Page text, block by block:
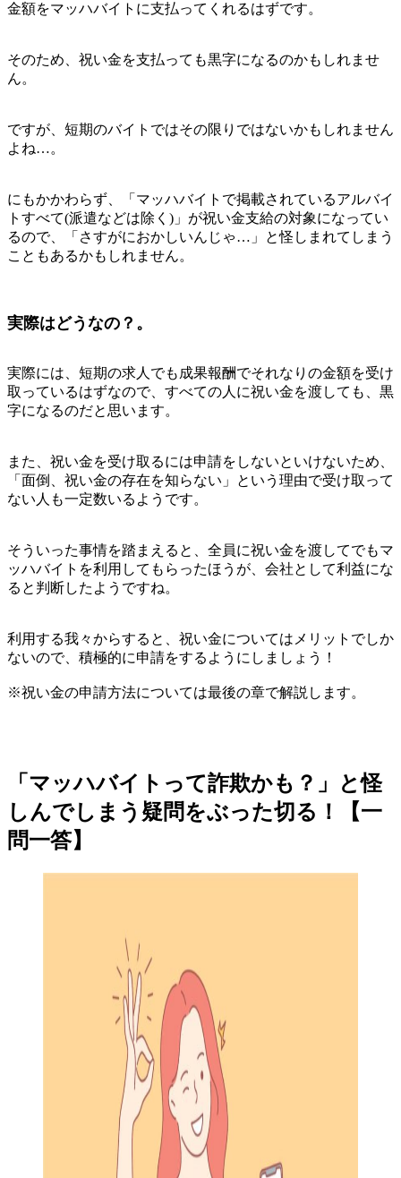
金額をマッハバイトに支払ってくれるはずです。
そのため、祝い金を支払っても黒字になるのかもしれませ
ん。
ですが、短期のバイトではその限りではないかもしれません
よね…。
にもかかわらず、「マッハバイトで掲載されているアルバイ
トすべて(派遣などは除く)」が祝い金支給の対象になってい
るので、「さすがにおかしいんじゃ…」と怪しまれてしまう
こともあるかもしれません。
実際はどうなの？。
実際には、短期の求人でも成果報酬でそれなりの金額を受け
取っているはずなので、すべての人に祝い金を渡しても、黒
字になるのだと思います。
また、祝い金を受け取るには申請をしないといけないため、
「面倒、祝い金の存在を知らない」という理由で受け取って
ない人も一定数いるようです。
そういった事情を踏まえると、全員に祝い金を渡してでもマ
ッハバイトを利用してもらったほうが、会社として利益にな
ると判断したようですね。
利用する我々からすると、祝い金についてはメリットでしか
ないので、積極的に申請をするようにしましょう！
※祝い金の申請方法については最後の章で解説します。
「マッハバイトって詐欺かも？」と怪
しんでしまう疑問をぶった切る！【一
問一答】